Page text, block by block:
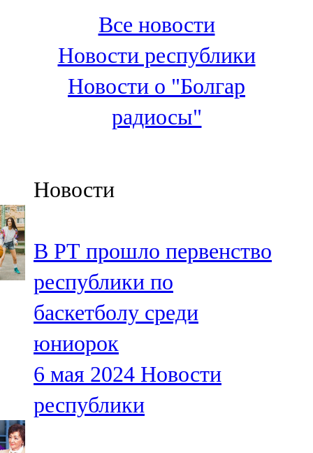
100,3 FM
Зәй
106,6 FM
Кадыбаш
105,2 FM
91,5 FM
106,1 FM
Кама тамагы
71,51 FM
Кукмара
107,9 FM
Лениногорский
Все новости
Новости республики
Новости о "Болгар
радиосы"
Новости
В РТ прошло первенство
республики по
баскетболу среди
юниорок
6 мая 2024 Новости
республики